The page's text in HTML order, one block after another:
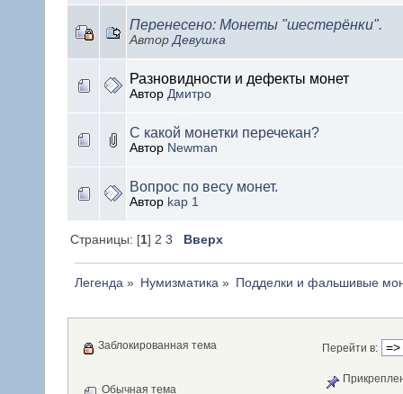
Перенесено: Монеты "шестерёнки".
АвторДевушка
Разновидности и дефекты монет
Автор Дмитро
С какой монетки перечекан?
Автор Newman
Вопрос по весу монет.
Автор kap 1
Страницы: [1] 2 3 Вверх
Легенда » Нумизматика » Подделки и фальшивые
Перейти в:
Обычная тема
Заблокированная тема